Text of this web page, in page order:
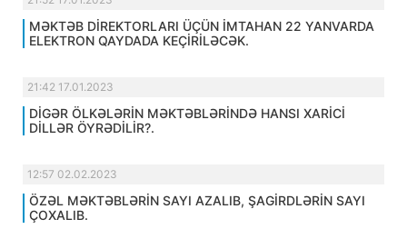
MƏKTƏB DİREKTORLARI ÜÇÜN İMTAHAN 22 YANVARDA
ELEKTRON QAYDADA KEÇİRİLƏCƏK.
21:42 17.01.2023
DİGƏR ÖLKƏLƏRİN MƏKTƏBLƏRİNDƏ HANSI XARİCİ
DİLLƏR ÖYRƏDİLİR?.
12:57 02.02.2023
ÖZƏL MƏKTƏBLƏRİN SAYI AZALIB, ŞAGİRDLƏRİN SAYI
ÇOXALIB.